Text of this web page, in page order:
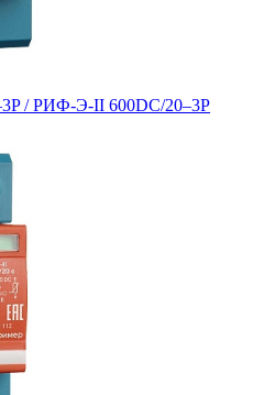
/ РИФ-Э-II 600DC/20–3P